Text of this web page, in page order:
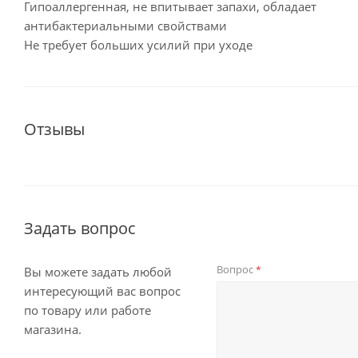
Гипоаллергенная, не впитывает запахи, обладает
антибактериальными свойствами
Не требует больших усилий при уходе
Отзывы
Задать вопрос
Вы можете задать любой
интересующий вас вопрос
по товару или работе
магазина.
Вопрос*